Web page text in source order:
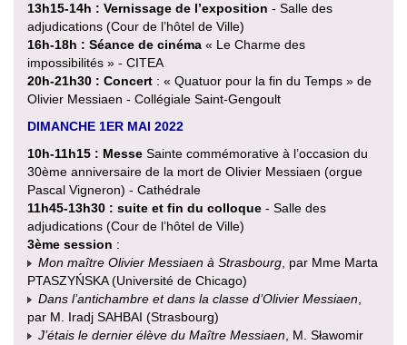
13h15-14h : Vernissage de l’exposition - Salle des
adjudications (Cour de l’hôtel de Ville)
16h-18h : Séance de cinéma « Le Charme des
impossibilités » - CITEA
20h-21h30 : Concert : « Quatuor pour la fin du Temps » de
Olivier Messiaen - Collégiale Saint-Gengoult
DIMANCHE 1ER MAI 2022
10h-11h15 : Messe Sainte commémorative à l’occasion du
30ème anniversaire de la mort de Olivier Messiaen (orgue
Pascal Vigneron) - Cathédrale
11h45-13h30 : suite et fin du colloque - Salle des
adjudications (Cour de l’hôtel de Ville)
3ème session :
Mon maître Olivier Messiaen à Strasbourg , par Mme Marta
PTASZYŃSKA (Université de Chicago)
Dans l’antichambre et dans la classe d’Olivier Messiaen
par M. Iradj SAHBAI (Strasbourg)
J’étais le dernier élève du Maître Messiaen , M. Sławomir